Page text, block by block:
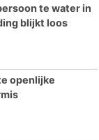
te water in
blijkt loos
openlijke